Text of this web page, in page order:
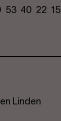
53 40​ 22 15
Linden